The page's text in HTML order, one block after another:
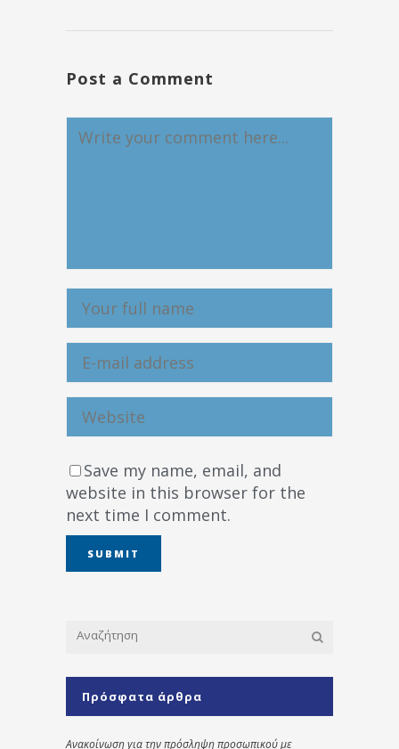
Post a Comment
Save my name, email, and
website in this browser for the
next time I comment.
Πρόσφατα άρθρα
Ανακοίνωση για την πρόσληψη προσωπικού με